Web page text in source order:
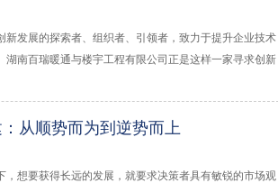
发展的探索者、组织者、引领者，致力于提升企业技术
南百瑞暖通与楼宇工程有限公司正是这样一家寻求创新
从顺势而为到逆势而上
想要获得长远的发展，就要求决策者具有敏锐的市场观